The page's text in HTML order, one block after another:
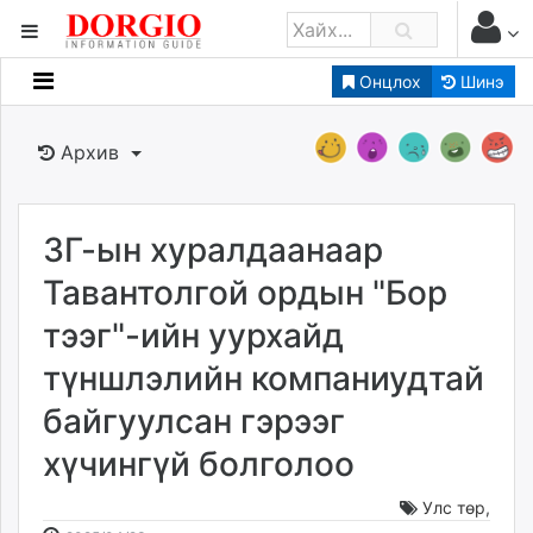
Онцлох Шинэ
Мэдээллийн
Банк санхүү
Бизнес ААН
Төрийн
dorgio.mn
Gogo.mn
caak.mn
news.mn
zindaa.mn
tovch.mn
Архив
ЗГ-ын хуралдаанаар
Тавантолгой ордын "Бор
тээг"-ийн уурхайд
түншлэлийн компаниудтай
байгуулсан гэрээг
хүчингүй болголоо
Улс төр,